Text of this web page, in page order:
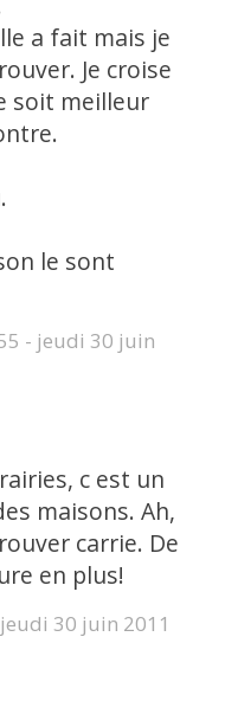
a fait mais je
Je croise
soit meilleur
le sont
- jeudi 30 juin
c est un
maisons. Ah,
carrie. De
en plus!
jeudi 30 juin 2011